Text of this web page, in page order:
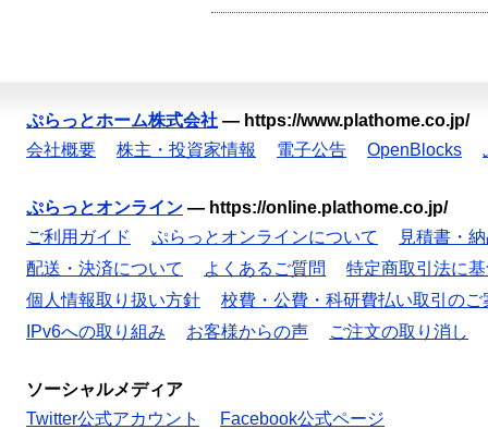
ぷらっとホーム株式会社 — https://www.plathome.co.jp/
会社概要
株主・投資家情報 電子公告 OpenBlocks
ぷらっとオンライン — https://online.plathome.co.jp/
ご利用ガイド
ぷらっとオンラインについて
見積書・
配送・決済について
よくあるご質問
特定商取引法に
個人情報取り扱い方針
校費・公費・科研費払い取引のご
IPv6への取り組み
お客様からの声 ご注文の取り消し
ソーシャルメディア
Twitter公式アカウント
Facebook公式ページ